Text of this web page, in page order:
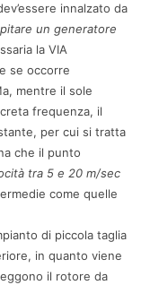
innalzato da
un generatore
la VIA
se occorre
mentre il sole
frequenza, il
per cui si tratta
che il punto
tra 5 e 20 m/sec
come quelle
di piccola taglia
in quanto viene
il rotore da